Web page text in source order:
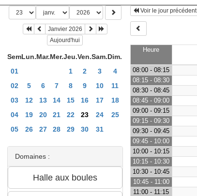
Janvier 2026
Aujourd'hui
SemLun.Mar.Mer.Jeu.Ven.Sam.Dim.
01
1 2 3
4
02
5 6 7 8 9 10
11
03
12 13 14 15 16 17
18
04
19 20 21 22 23 24
25
05
26 27 28 29 30 31
Domaines :
Voir le jour précédent
Heure
08:00 - 08:15
08:15 - 08:30
08:30 - 08:45
08:45 - 09:00
09:00 - 09:15
09:15 - 09:30
09:30 - 09:45
09:45 - 10:00
10:00 - 10:15
10:15 - 10:30
10:30 - 10:45
10:45 - 11:00
11:00 - 11:15